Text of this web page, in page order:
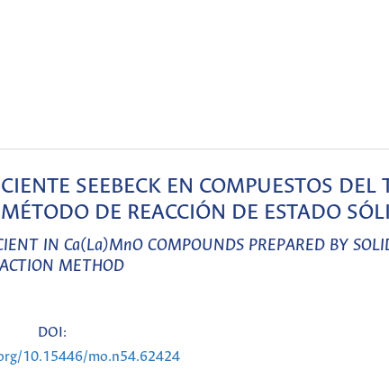
SEEBECK EN COMPUESTOS DEL
DE REACCIÓN DE ESTADO
IN Ca(La)MnO COMPOUNDS PREPARED BY
METHOD
DOI:
10.15446/mo.n54.62424